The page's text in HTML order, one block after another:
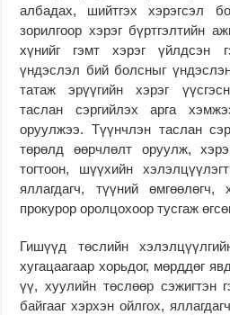
албадах, шийтгэх хэрэгсэл
зорилгоор хэрэг бүртгэлтийн
хүнийг гэмт хэрэг үйлдсэн
үндэслэл бий болсныг
татаж эрүүгийн хэрэг
таслан сэргийлэх арга
оруулжээ. Түүнчлэн таслан
төрөлд өөрчлөлт оруулж,
тогтоон, шүүхийн
яллагдагч, түүний
прокурор оролцохоор тусгаж
Гишүүд төслийн
хугацаагаар хорьдог, мөрддөг
үү, хуулийн төслөөр сэжигтэн
байгааг хэрхэн ойлгох,